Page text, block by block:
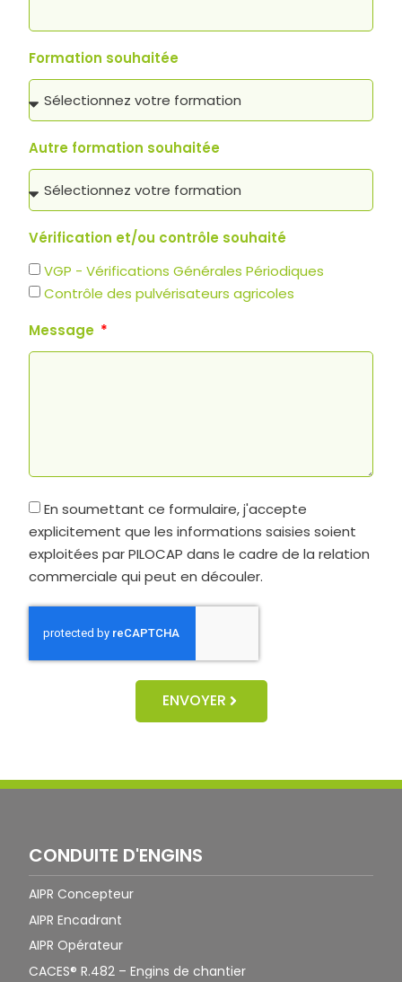
Formation souhaitée
Autre formation souhaitée
Vérification et/ou contrôle souhaité
VGP - Vérifications Générales Périodiques
Contrôle des pulvérisateurs agricoles
Message
En soumettant ce formulaire, j'accepte
explicitement que les informations saisies soient
exploitées par PILOCAP dans le cadre de la relation
commerciale qui peut en découler.
ENVOYER
CONDUITE D'ENGINS
AIPR Concepteur
AIPR Encadrant
AIPR Opérateur
CACES® R.482 – Engins de chantier